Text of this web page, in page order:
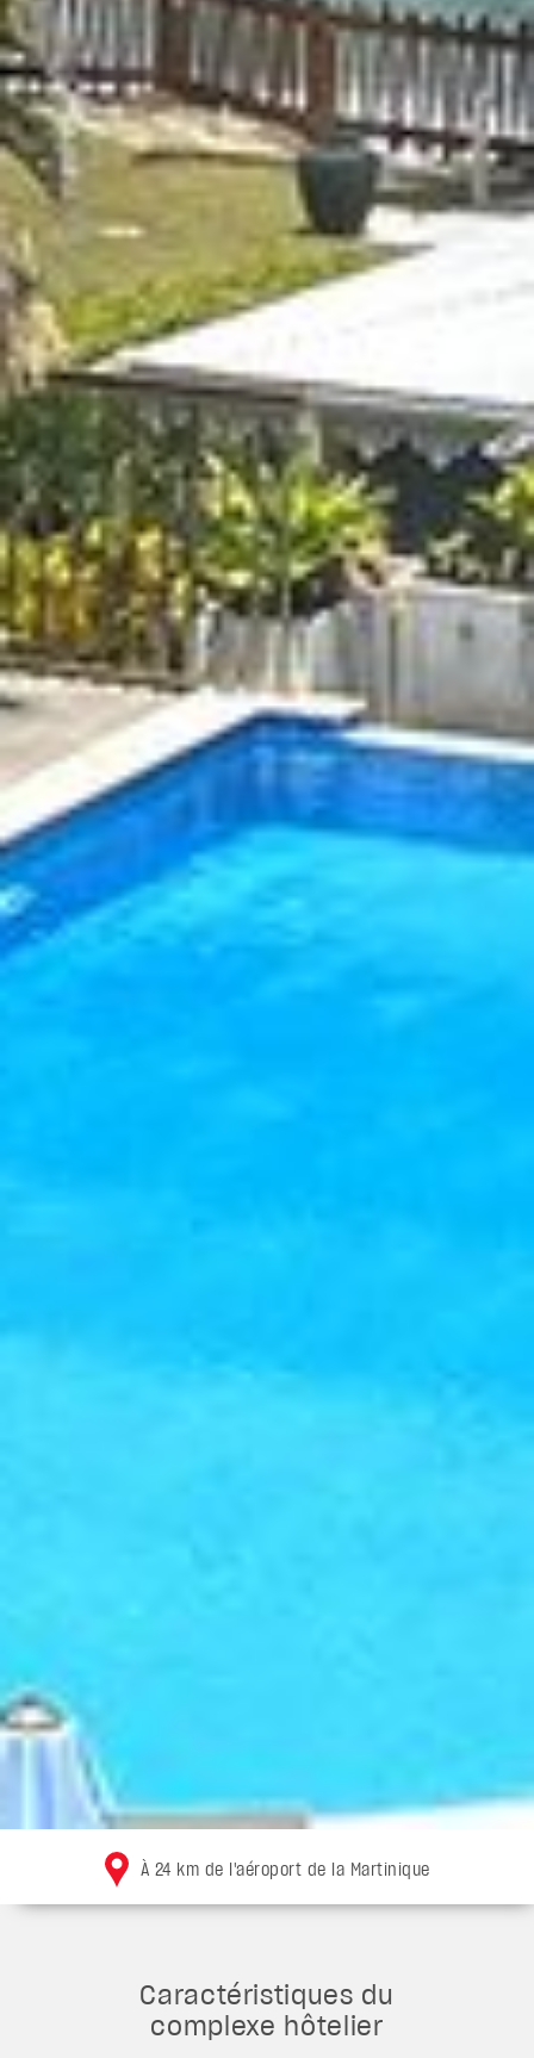
À 24 km de l'aéroport de la Martinique
Caractéristiques du
complexe hôtelier